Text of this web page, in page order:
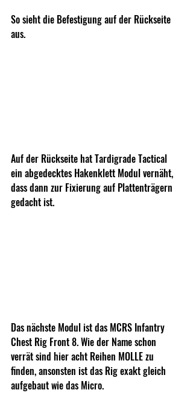
So sieht die Befestigung auf der Rückseite
aus.
Auf der Rückseite hat Tardigrade Tactical
ein abgedecktes Hakenklett Modul vernäht,
dass dann zur Fixierung auf Plattenträgern
gedacht ist.
Das nächste Modul ist das MCRS Infantry
Chest Rig Front 8. Wie der Name schon
verrät sind hier acht Reihen MOLLE zu
finden, ansonsten ist das Rig exakt gleich
aufgebaut wie das Micro.